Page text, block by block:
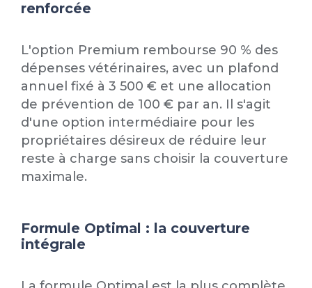
renforcée
L'option Premium rembourse 90 % des
dépenses vétérinaires, avec un plafond
annuel fixé à 3 500 € et une allocation
de prévention de 100 € par an. Il s'agit
d'une option intermédiaire pour les
propriétaires désireux de réduire leur
reste à charge sans choisir la couverture
maximale.
Formule Optimal : la couverture
intégrale